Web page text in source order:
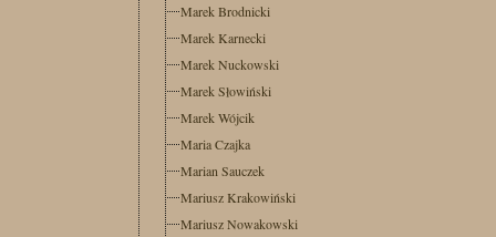
Marek Brodnicki
Marek Karnecki
Marek Nuckowski
Marek Słowiński
Marek Wójcik
Maria Czajka
Marian Sauczek
Mariusz Krakowiński
Mariusz Nowakowski